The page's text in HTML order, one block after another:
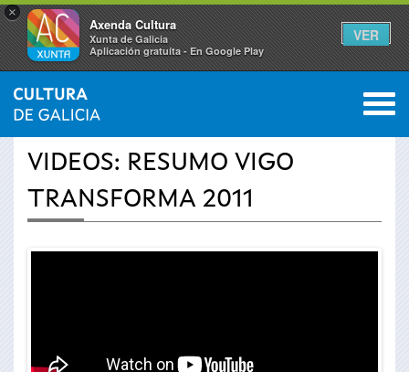
×
Axenda Cultura
Xunta de Galicia
Aplicación gratuíta - En Google Play
VER
Vostede
aquí
INICIO › ACTUALIDADE 0
VIDEOS: RESUMO VIGO
TRANSFORMA 2011